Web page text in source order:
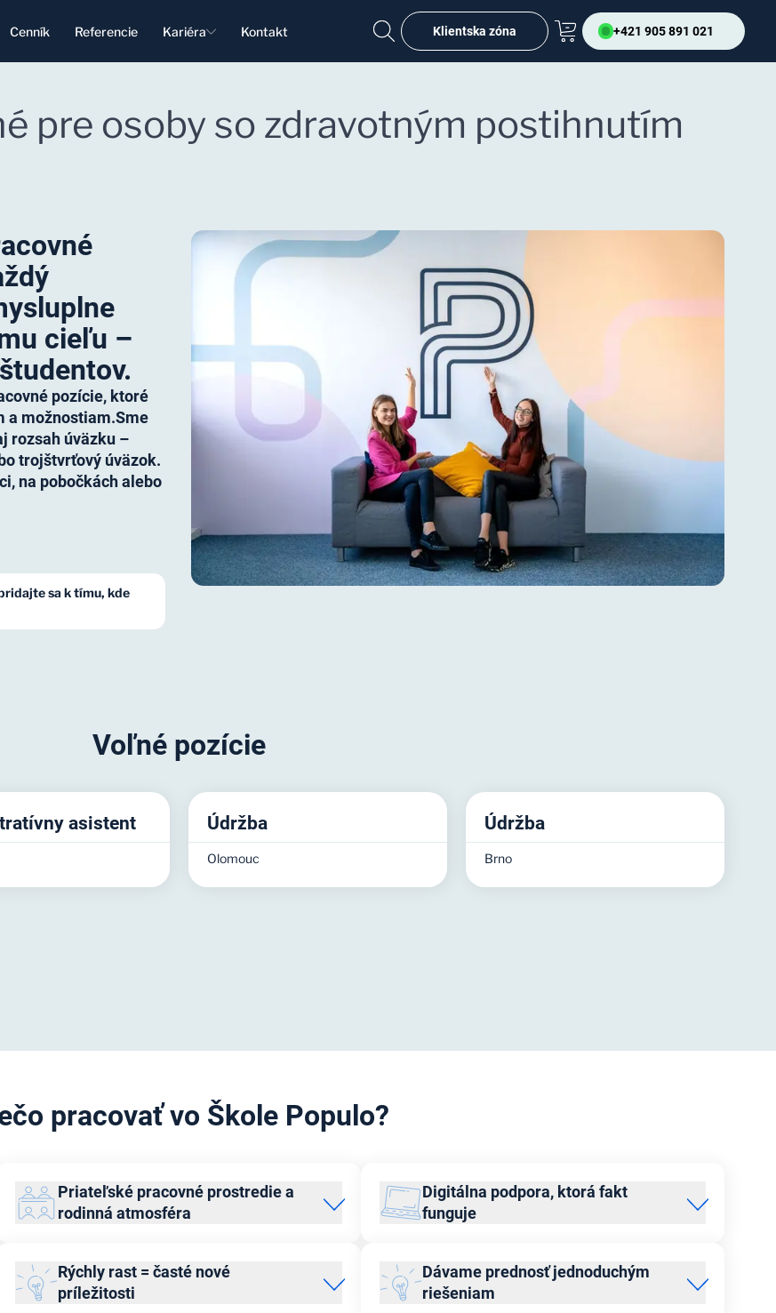
Cenník Referencie Kariéra Kontakt Klientska zóna +421 905 891 021
pre osoby so zdravotným postihnutím
cieľu –
pozície, ktoré
a možnostiam.Sme
rozsah úväzku –
trojštvrťový úväzok.
na pobočkách alebo
sa k tímu, kde
Voľné pozície
asistent Údržba
Olomouc
Údržba
Brno
pracovať vo Škole Populo?
Priateľské pracovné prostredie a
rodinná atmosféra
jeden povraz. Komunikujeme otvorene, priamo a ľudsky.
Záleží nám na tom, aby sa u nás každý cítil dobre.
Pôsobíme naprieč celou republikou aj online, no napriek
Rýchly rast = časté nové
príležitosti
Digitálna podpora, ktorá fakt
funguje
sú zrozumiteľné, prehľadné a technický tím počúva
návrhy na zlepšenie.
Dávame prednosť jednoduchým
riešeniam